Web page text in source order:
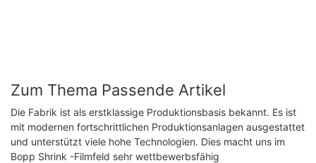
Zum Thema Passende Artikel
Die Fabrik ist als erstklassige Produktionsbasis bekannt. Es ist
mit modernen fortschrittlichen Produktionsanlagen ausgestattet
und unterstützt viele hohe Technologien. Dies macht uns im
Bopp Shrink -Filmfeld sehr wettbewerbsfähig